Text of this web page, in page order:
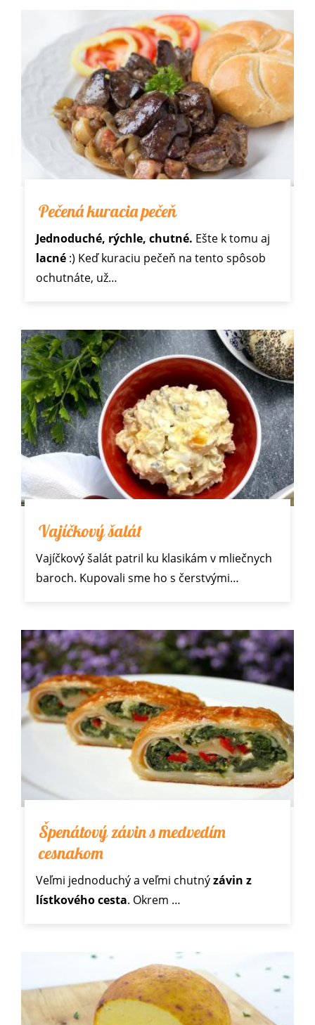
Pečená kuracia pečeň
Jednoduché, rýchle, chutné. Ešte k tomu aj
lacné :) Keď kuraciu pečeň na tento spôsob
ochutnáte, už…
Vajíčkový šalát
Vajíčkový šalát patril ku klasikám v mliečnych
baroch. Kupovali sme ho s čerstvými…
Špenátový závin s medvedím
cesnakom
Veľmi jednoduchý a veľmi chutnýzávin z
lístkového cesta. Okrem …